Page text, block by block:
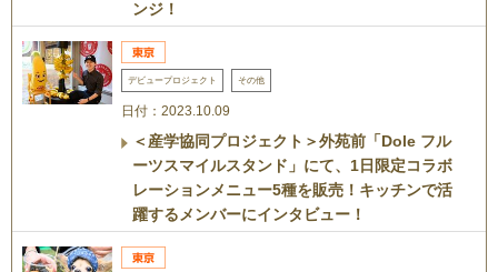
ンジ！
デビュープロジェクト その他
日付：2023.10.09
＜産学協同プロジェクト＞外苑前「Dole フル
ーツスマイルスタンド」にて、1日限定コラボ
レーションメニュー5種を販売！キッチンで活
躍するメンバーにインタビュー！